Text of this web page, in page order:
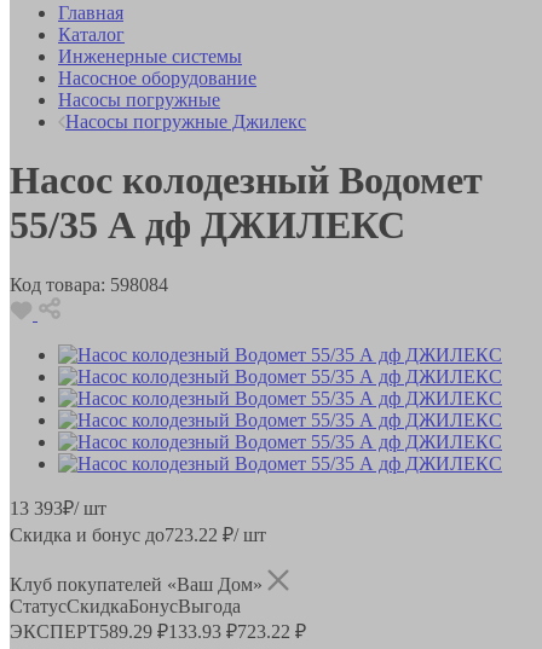
Главная
Каталог
Инженерные системы
Насосное оборудование
Насосы погружные
Насосы погружные Джилекс
Насос колодезный Водомет
55/35 А дф ДЖИЛЕКС
Код товара: 598084
13 393₽/ шт
Скидка и бонус до723.22 ₽/ шт
Клуб покупателей «Ваш Дом»
СтатусСкидкаБонусВыгода
ЭКСПЕРТ589.29 ₽133.93 ₽723.22 ₽